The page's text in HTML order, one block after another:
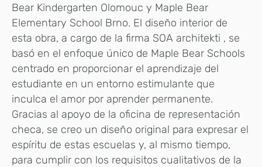
Bear Kindergarten Olomouc y Maple Bear
Elementary School Brno. El diseño interior de
esta obra, a cargo de la firma SOA architekti , se
basó en el enfoque único de Maple Bear Schools
centrado en proporcionar el aprendizaje del
estudiante en un entorno estimulante que
inculca el amor por aprender permanente.
Gracias al apoyo de la oficina de representación
checa, se creo un diseño original para expresar el
espíritu de estas escuelas y, al mismo tiempo,
para cumplir con los requisitos cualitativos de la